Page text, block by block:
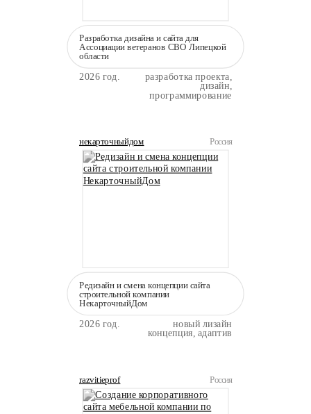
Разработка дизайна и сайта для
Ассоциации ветеранов СВО Липецкой
области
2026 год. разработка проекта,
дизайн,
программирование
некарточныйдом Россия
Редизайн и смена концепции сайта
строительной компании
НекарточныйДом
2026 год. новый лизайн
концепция, адаптив
razvitieprof Россия